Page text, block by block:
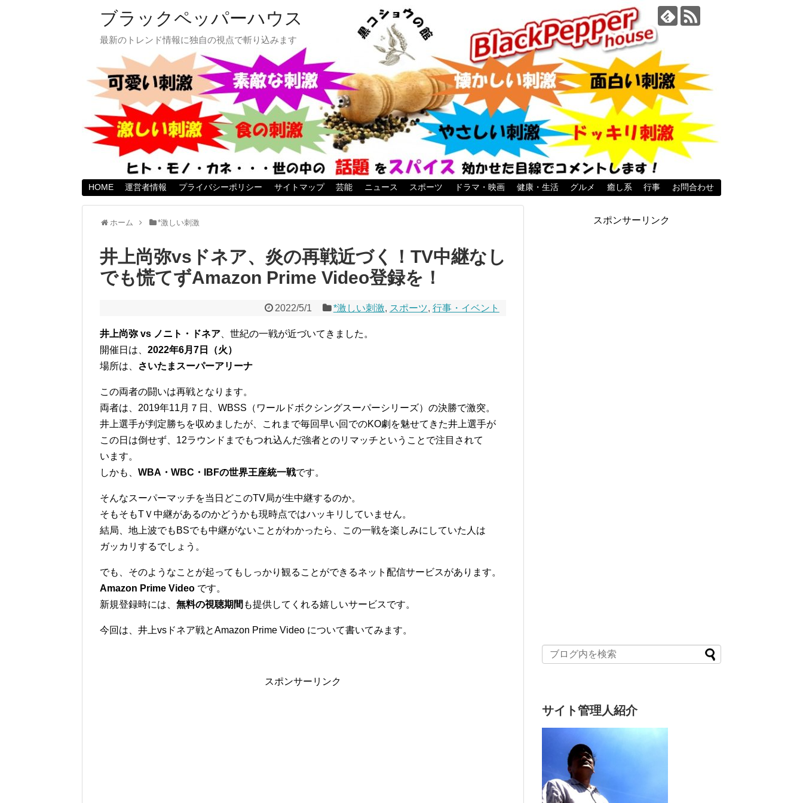
ブラックペッパーハウス
最新のトレンド情報に独自の視点で斬り込みます
HOME 運営者情報 プライバシーポリシー サイトマップ 芸能 ニュース スポーツ ドラマ・映画 健康・生活 グルメ 癒し系 行事 お問合わせ
ホーム *激しい刺激
井上尚弥vsドネア、炎の再戦近づく！TV中継なし
でも慌てずAmazon Prime Video登録を！
2022/5/1 *激しい刺激, スポーツ, 行事・イベント
井上尚弥 vs ノニト・ドネア 、世紀の一戦が近づいてきました。
開催日は、 2022年6月7日（火）
場所は、
さいたまスーパーアリーナ
この両者の闘いは再戦となります。
両者は、2019年11月７日、WBSS（ワールドボクシングスーパーシリーズ）の決勝で激突。
井上選手が判定勝ちを収めましたが、これまで毎回早い回でのKO劇を魅せてきた井上選手が
この日は倒せず、12ラウンドまでもつれ込んだ強者とのリマッチということで注目されて
います。
しかも、 WBA・WBC・IBFの世界王座統一戦です。
そんなスーパーマッチを当日どこのTV局が生中継するのか。
そもそもTＶ中継があるのかどうかも現時点ではハッキリしていません。
結局、地上波でもBSでも中継がないことがわかったら、この一戦を楽しみにしていた人は
ガッカリするでしょう。
でも、そのようなことが起ってもしっかり観ることができるネット配信サービスがあります。
Amazon Prime Video です。
新規登録時には、 無料の視聴期間 も提供してくれる嬉しいサービスです。
今回は、井上vsドネア戦とAmazon Prime Video について書いてみます。
スポンサーリンク
スポンサーリンク
サイト管理人紹介